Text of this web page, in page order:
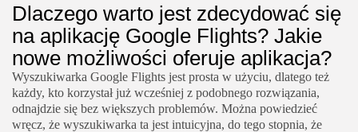
Dlaczego warto jest zdecydować się
na aplikację Google Flights? Jakie
nowe możliwości oferuje aplikacja?
Wyszukiwarka Google Flights jest prosta w użyciu, dlatego też
każdy, kto korzystał już wcześniej z podobnego rozwiązania,
odnajdzie się bez większych problemów. Można powiedzieć
wręcz, że wyszukiwarka ta jest intuicyjna, do tego stopnia, że